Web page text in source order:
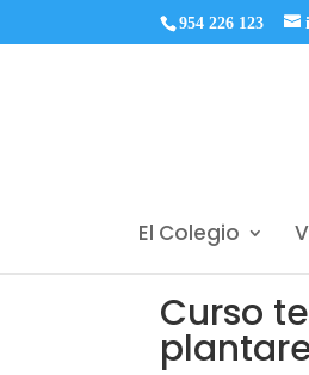
954 226 123
El Colegio
Curso